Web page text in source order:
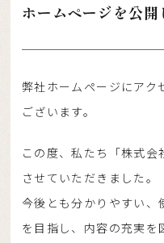
ホームページを公開
弊社ホームページにアク
ございます。
この度、私たち「株式
させていただきました。
今後とも分かりやすい、
を目指し、内容の充実を